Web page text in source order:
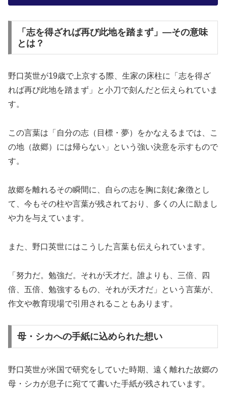
「志を得ざれば再び此地を踏まず」—その意味
とは？
野口英世が19歳で上京する際、生家の床柱に「志を得ざ
れば再び此地を踏まず」と小刀で刻んだと伝えられていま
す。
この言葉は「自分の志（目標・夢）をかなえるまでは、こ
の地（故郷）には帰らない」という強い決意を示すもので
す。
故郷を離れるその瞬間に、自らの志を胸に刻む象徴とし
て、今もその柱や言葉が残されており、多くの人に励まし
や力を与えています。
また、野口英世にはこうした言葉も伝えられています。
「努力だ。勉強だ。それが天才だ。誰よりも、三倍、四
倍、五倍、勉強するもの、それが天才だ」という言葉が、
作文や教育現場で引用されることもあります。
母・シカへの手紙に込められた想い
野口英世が米国で研究をしていた時期、遠く離れた故郷の
母・シカが息子に宛てて書いた手紙が残されています。